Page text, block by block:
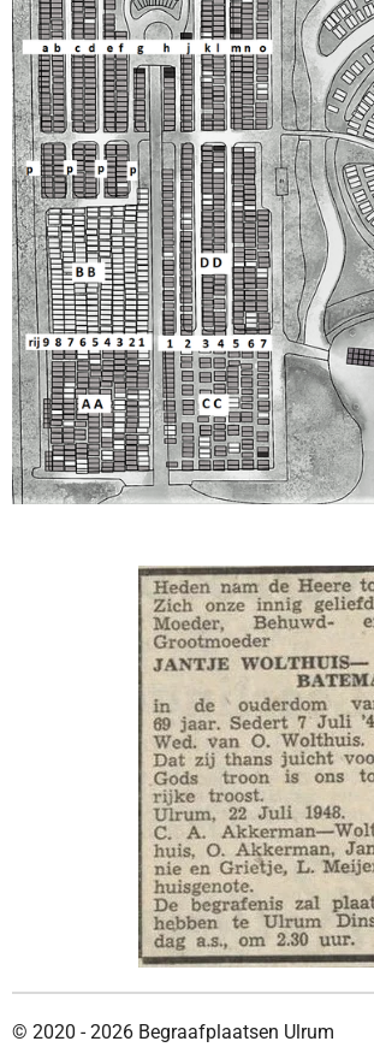
© 2020 - 2026 Begraafplaatsen Ulrum